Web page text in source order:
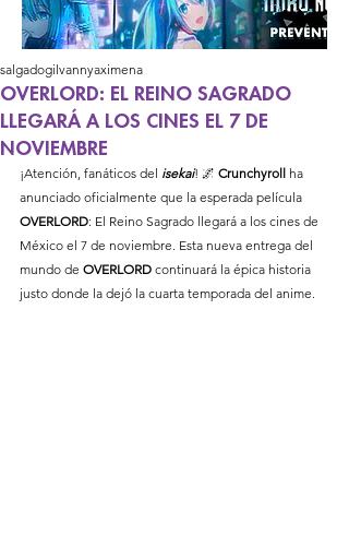
OVERLORD: EL REINO SAGRADO
LLEGARÁ A LOS CINES EL 7 DE
NOVIEMBRE
salgadogilvannyaximena
¡Atención, fanáticos del isekai! 🌌 Crunchyroll ha
anunciado oficialmente que la esperada película
OVERLORD: El Reino Sagrado llegará a los cines de
México el 7 de noviembre. Esta nueva entrega del
mundo de OVERLORD continuará la épica historia
justo donde la dejó la cuarta temporada del anime.